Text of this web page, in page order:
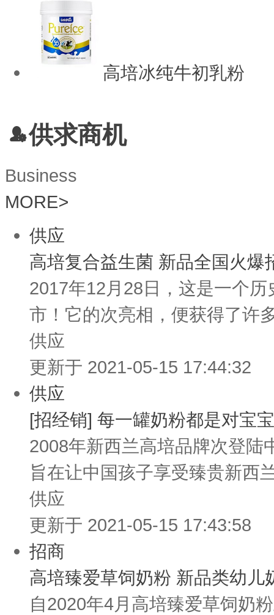
高培冰纯牛初乳粉
供求商机
Business
MORE>
供应
高培复合益生菌 新品全国火爆
2017年12月28日，这是一个
市！它的次亮相，便获得了许
供应
更新于 2021-05-15 17:44:32
供应
[招经销] 每一罐奶粉都是对宝
2008年新西兰高培品牌次登陆
旨在让中国孩子享受臻贵新西
供应
更新于 2021-05-15 17:43:58
招商
高培臻爱草饲奶粉 新品类幼儿
自2020年4月高培臻爱草饲奶